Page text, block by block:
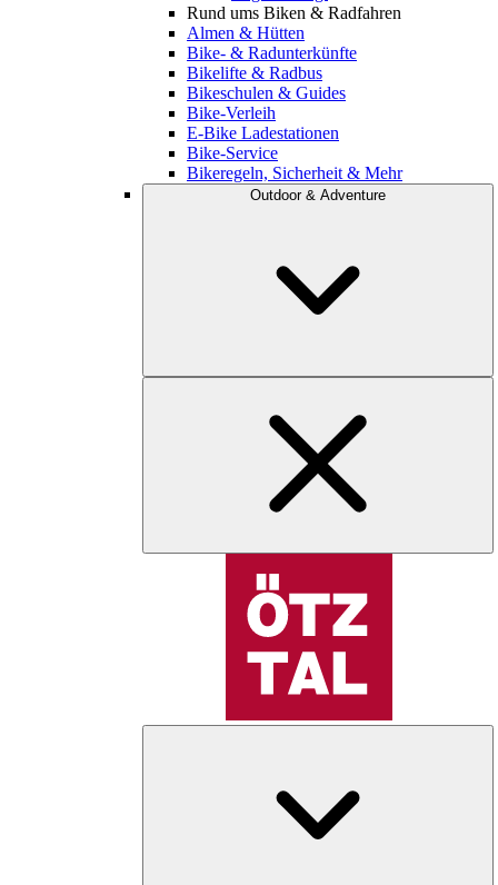
Rund ums Biken & Radfahren
Almen & Hütten
Bike- & Radunterkünfte
Bikelifte & Radbus
Bikeschulen & Guides
Bike-Verleih
E-Bike Ladestationen
Bike-Service
Bikeregeln, Sicherheit & Mehr
Outdoor & Adventure